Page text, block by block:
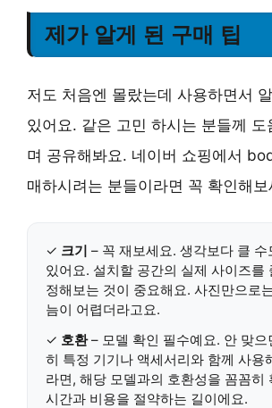
제가 알게 된 구매 팁
저도 처음엔 몰랐는데 사용하면서
있어요. 같은 고민 하시는 분들께 도
며 공유해봐요. 네이버 쇼핑에서
매하시려는 분들이라면 꼭 확인해보
✓ 크기 – 꼭 재보세요. 생각보다 클 수
있어요. 설치할 공간의 실제 사이즈를
정해보는 것이 중요해요. 사진만으로
늠이 어렵더라고요.
✓ 호환– 모델 확인 필수예요. 안 맞으
히 특정 기기나 액세서리와 함께 사용
라면, 해당 모델과의 호환성을 꼼꼼히
시간과 비용을 절약하는 길이에요.